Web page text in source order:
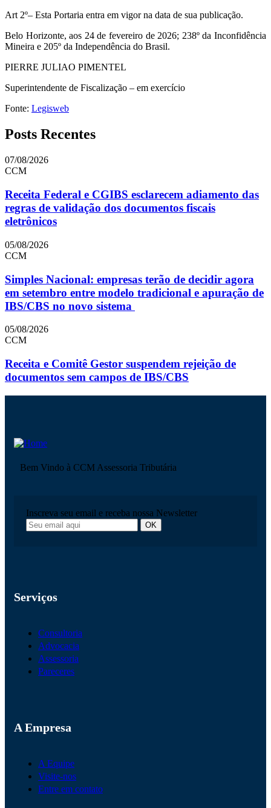
Art 2º– Esta Portaria entra em vigor na data de sua publicação.
Belo Horizonte, aos 24 de fevereiro de 2026; 238º da Inconfidência
Mineira e 205º da Independência do Brasil.
PIERRE JULIAO PIMENTEL
Superintendente de Fiscalização – em exercício
Fonte: Legisweb
Posts Recentes
07/08/2026
CCM
Receita Federal e CGIBS esclarecem adiamento das
regras de validação dos documentos fiscais
eletrônicos
05/08/2026
CCM
Simples Nacional: empresas terão de decidir agora
em setembro entre modelo tradicional e apuração de
IBS/CBS no novo sistema
05/08/2026
CCM
Receita e Comitê Gestor suspendem rejeição de
documentos sem campos de IBS/CBS
Bem Vindo à CCM Assessoria Tributária
Inscreva seu email e receba nossa Newsletter
Serviços
Consultoria
Advocacia
Assessoria
Pareceres
A Empresa
A Equipe
Visite-nos
Entre em contato